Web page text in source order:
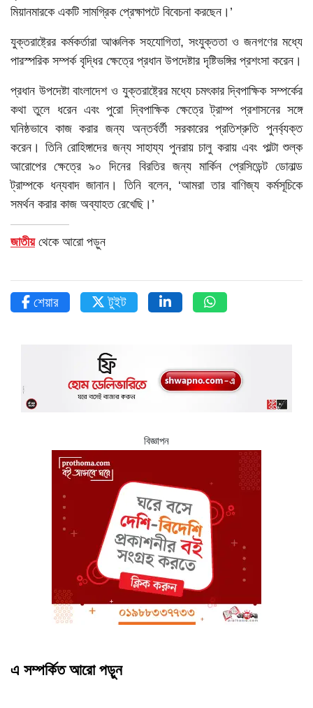
মিয়ানমারকে একটি সামগ্রিক প্রেক্ষাপটে বিবেচনা করছেন।’
যুক্তরাষ্ট্রের কর্মকর্তারা আঞ্চলিক সহযোগিতা, সংযুক্ততা ও জনগণের মধ্যে
পারস্পরিক সম্পর্ক বৃদ্ধির ক্ষেত্রে প্রধান উপদেষ্টার দৃষ্টিভঙ্গির প্রশংসা করেন।
প্রধান উপদেষ্টা বাংলাদেশ ও যুক্তরাষ্ট্রের মধ্যে চমৎকার দ্বিপাক্ষিক সম্পর্কের
কথা তুলে ধরেন এবং পুরো দ্বিপাক্ষিক ক্ষেত্রে ট্রাম্প প্রশাসনের সঙ্গে
ঘনিষ্ঠভাবে কাজ করার জন্য অন্তর্বর্তী সরকারের প্রতিশ্রুতি পুনর্ব্যক্ত
করেন। তিনি রোহিঙ্গাদের জন্য সাহায্য পুনরায় চালু করায় এবং পাল্টা শুল্ক
আরোপের ক্ষেত্রে ৯০ দিনের বিরতির জন্য মার্কিন প্রেসিডেন্ট ডোনাল্ড
ট্রাম্পকে ধন্যবাদ জানান। তিনি বলেন, ‘আমরা তার বাণিজ্য কর্মসূচিকে
সমর্থন করার কাজ অব্যাহত রেখেছি।’
জাতীয়থেকে আরো পড়ুন
শেয়ার টুইট
বিজ্ঞাপন
এ সম্পর্কিত আরো পড়ুন